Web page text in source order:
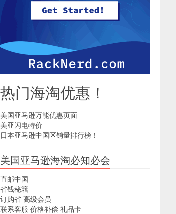
热门海淘优惠！
美国亚马逊万能优惠页面
美亚闪电特价
日本亚马逊中国区销量排行榜！
美国亚马逊海淘必知必会
直邮中国
省钱秘籍
订购省 高级会员
联系客服 价格补偿 礼品卡